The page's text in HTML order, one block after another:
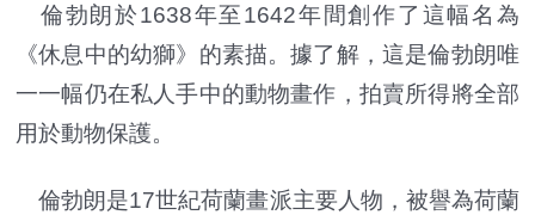
倫勃朗於1638年至1642年間創作了這幅名為
《休息中的幼獅》的素描。據了解，這是倫勃朗唯
一一幅仍在私人手中的動物畫作，拍賣所得將全部
用於動物保護。
倫勃朗是17世紀荷蘭畫派主要人物，被譽為荷蘭